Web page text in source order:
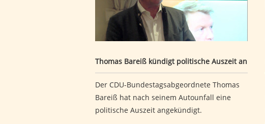
Thomas Bareiß kündigt politische Auszeit an
Der CDU-Bundestagsabgeordnete Thomas
Bareiß hat nach seinem Autounfall eine
politische Auszeit angekündigt.